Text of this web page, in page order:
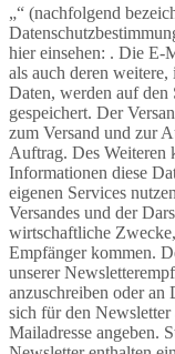
„“ (nachfolgend
hier einsehen: . Die E-
als auch deren
Daten, werden auf den
gespeichert. Der
zum Versand und zur
Auftrag. Des Weiteren
Informationen diese
eigenen Services
Versandes und der
wirtschaftliche
Empfänger kommen.
unserer
anzuschreiben oder
sich für den
Mailadresse angeben.